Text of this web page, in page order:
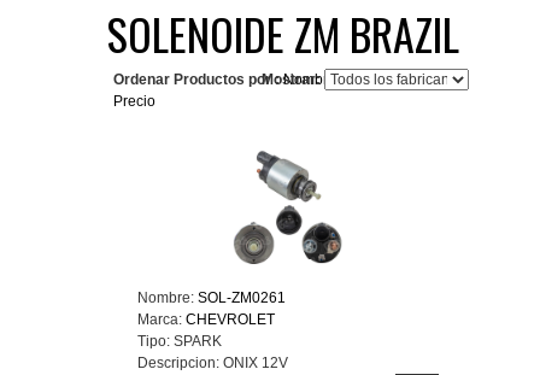
SOLENOIDE ZM BRAZIL
Mostrar:
Ordenar Productos por : Nombre del Producto+
Precio
Nombre: SOL-ZM0261
Marca: CHEVROLET
Tipo: SPARK
Descripcion: ONIX 12V